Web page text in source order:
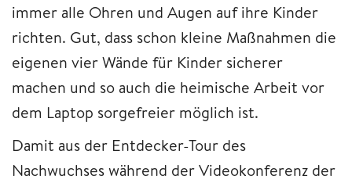
immer alle Ohren und Augen auf ihre Kinder
richten. Gut, dass schon kleine Maßnahmen die
eigenen vier Wände für Kinder sicherer
machen und so auch die heimische Arbeit vor
dem Laptop sorgefreier möglich ist.
Damit aus der Entdecker-Tour des
Nachwuchses während der Videokonferenz der